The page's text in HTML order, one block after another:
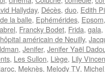
Hallyday, Décès, duo, Edith
la balle, Ephémérides, Epsom
, Francky Bodet, Frida, gala,
hôpital américain de Neuilly,
, Jenifer, Jenifer Yaël
, Les Sullon, Liège, Lily
, Meknès, Melody TV,